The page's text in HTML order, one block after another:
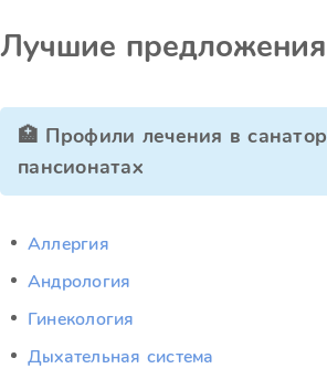
Лучшие
🏥 Профили лечения в
пансионатах
Аллергия
Андрология
Гинекология
Дыхательная система